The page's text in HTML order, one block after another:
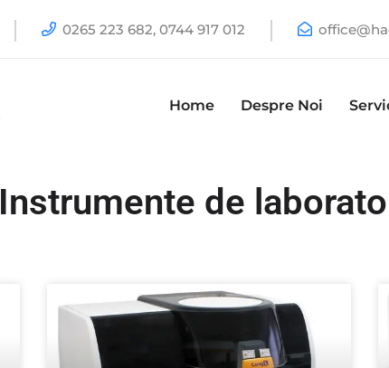
0265 223 682, 0744 917 012
Home Despre Noi
Instrumente de